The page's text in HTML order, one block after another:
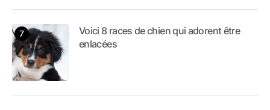
Voici 8 races de chien qui adorent être
enlacées